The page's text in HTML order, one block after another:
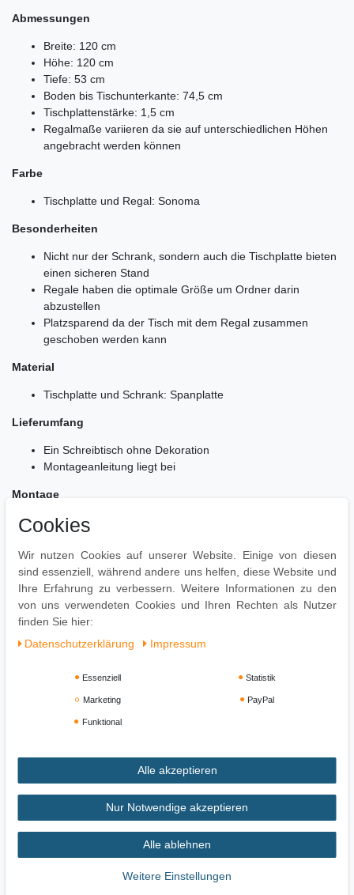
Abmessungen
Breite: 120 cm
Höhe: 120 cm
Tiefe: 53 cm
Boden bis Tischunterkante: 74,5 cm
Tischplattenstärke: 1,5 cm
Regalmaße variieren da sie auf unterschiedlichen Höhen
angebracht werden können
Farbe
Tischplatte und Regal: Sonoma
Besonderheiten
Nicht nur der Schrank, sondern auch die Tischplatte bieten
einen sicheren Stand
Regale haben die optimale Größe um Ordner darin
abzustellen
Platzsparend da der Tisch mit dem Regal zusammen
geschoben werden kann
Material
Tischplatte und Schrank: Spanplatte
Lieferumfang
Ein Schreibtisch ohne Dekoration
Montageanleitung liegt bei
Montage
Einfacher Aufbau dank gut durchdachter Konstruktion
Pflegehinweis
Mit einem feuchten Tuch, evtl. mit mildem Reinigungsmittel
abwischen und mit einem trockenen Tuch nachwischen - keine
scharfen oder lösungsmittelhaltigen Reiniger verwenden.
Impressum Daten­schutz­erklärung AGB
Widerrufs­recht Vertrag widerrufen
Cookies
Wir nutzen Cookies auf unserer Website. Einige von diesen
sind essenziell, während andere uns helfen, diese Website und
Ihre Erfahrung zu verbessern. Weitere Informationen zu den
von uns verwendeten Cookies und Ihren Rechten als Nutzer
finden Sie hier:
Daten­schutz­erklärung
Impressum
Essenziell Statistik
Marketing PayPal
Funktional
Alle akzeptieren
Nur Notwendige akzeptieren
Alle ablehnen
Weitere Einstellungen